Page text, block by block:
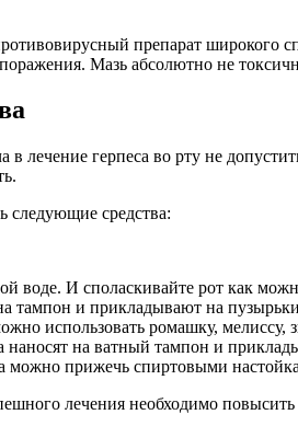
препарат широкого
поражения. Мазь абсолютно не
в лечение герпеса во рту не
следующие средства:
воде. И споласкивайте рот как
тампон и прикладывают на
использовать ромашку, мелиссу,
наносят на ватный тампон и
можно прижечь спиртовыми
лечения необходимо